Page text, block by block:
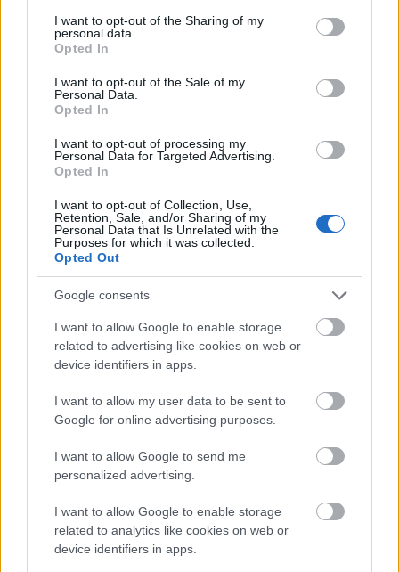
not limited to your visit or usage behaviour. You may click to
grant or deny consent to Google and its third-party tags to
use your data for below specified purposes in below Google
consent section.
I want to opt-out of the Sharing of my
personal data.
Opted In
I want to opt-out of the Sale of my
Personal Data.
Opted In
I want to opt-out of processing my
Personal Data for Targeted Advertising.
Opted In
I want to opt-out of Collection, Use,
Retention, Sale, and/or Sharing of my
Personal Data that Is Unrelated with the
Purposes for which it was collected.
Opted Out
Google consents
I want to allow Google to enable storage
related to advertising like cookies on web or
device identifiers in apps.
I want to allow my user data to be sent to
Google for online advertising purposes.
I want to allow Google to send me
personalized advertising.
I want to allow Google to enable storage
related to analytics like cookies on web or
device identifiers in apps.
A kritikus szerint az Átyin Jóskának nincs aki
megfizessen című "lenyűgöző regényben" az
mesél el az ötvenes évekből egy magyar falu
cigány közösségéről, amelyben az őrdöngős
Mojna csodás élményei örökre
felejthetetlenek.
Irodalom
AZ EMBERSÉG ÜNNEPE